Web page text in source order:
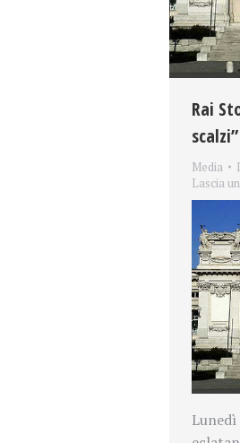
Rai
scalzi”
Media
Lascia